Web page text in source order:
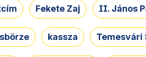
Fekete Zaj II. János
kassza Temesvári